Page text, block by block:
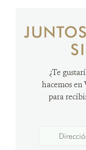
¿Te
hacemos en
para